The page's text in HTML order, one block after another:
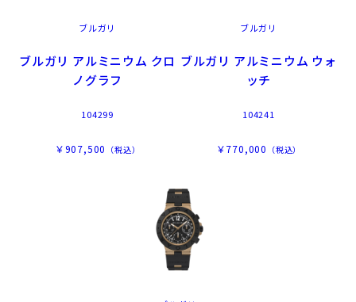
ブルガリ
ブルガリ アルミニウム クロ
ノグラフ
104299
￥907,500 （税込）
ブルガリ
ブルガリ アルミニウム ウォ
ッチ
104241
￥770,000 （税込）